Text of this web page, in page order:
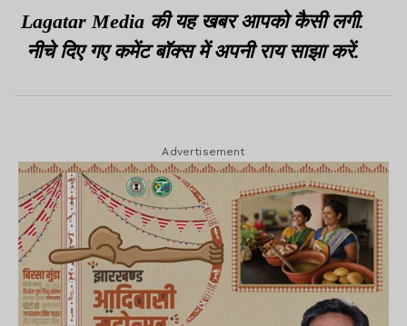
जुर्माना
Lagatar Media की यह खबर आपको कैसी लगी.
नीचे दिए गए कमेंट बॉक्स में अपनी राय साझा करें.
Advertisement